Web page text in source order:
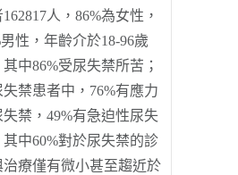
162817人，86%為女性，
男性，年齡介於18-96歲
其中86%受尿失禁所苦；
失禁患者中，76%有應力
失禁，49%有急迫性尿失
其中60%對於尿失禁的診
治療僅有微小甚至趨近於